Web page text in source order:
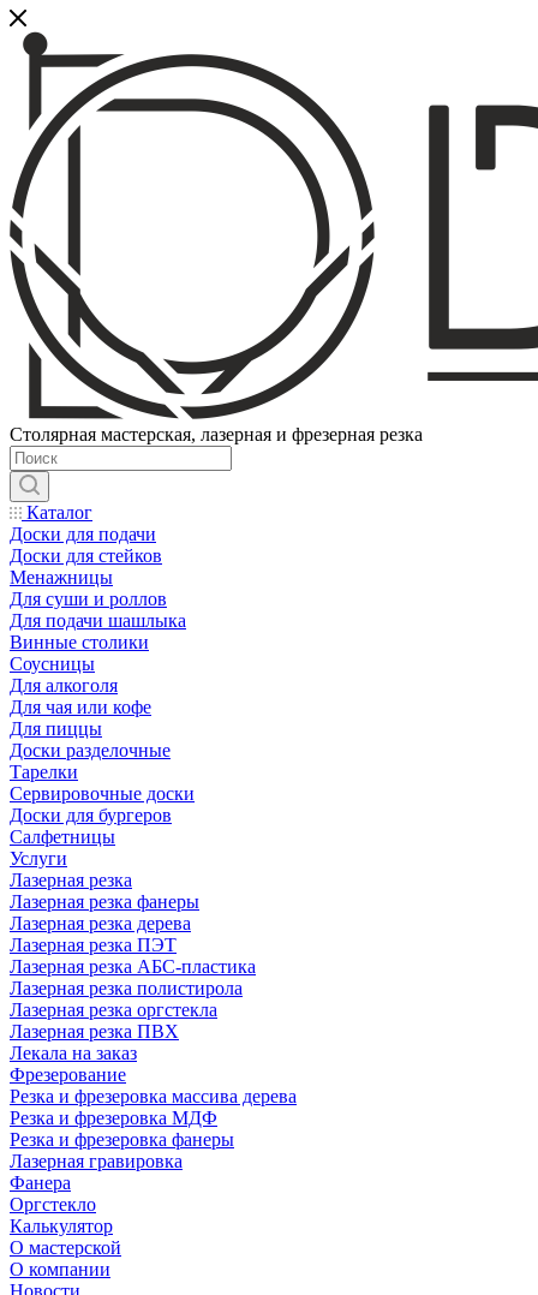
Столярная мастерская, лазерная и фрезерная резка
Каталог
Доски для подачи
Доски для стейков
Менажницы
Для суши и роллов
Для подачи шашлыка
Винные столики
Соусницы
Для алкоголя
Для чая или кофе
Для пиццы
Доски разделочные
Тарелки
Сервировочные доски
Доски для бургеров
Салфетницы
Услуги
Лазерная резка
Лазерная резка фанеры
Лазерная резка дерева
Лазерная резка ПЭТ
Лазерная резка АБС-пластика
Лазерная резка полистирола
Лазерная резка оргстекла
Лазерная резка ПВХ
Лекала на заказ
Фрезерование
Резка и фрезеровка массива дерева
Резка и фрезеровка МДФ
Резка и фрезеровка фанеры
Лазерная гравировка
Фанера
Орг­стек­ло
Калькулятор
О мастерской
О компании
Новости